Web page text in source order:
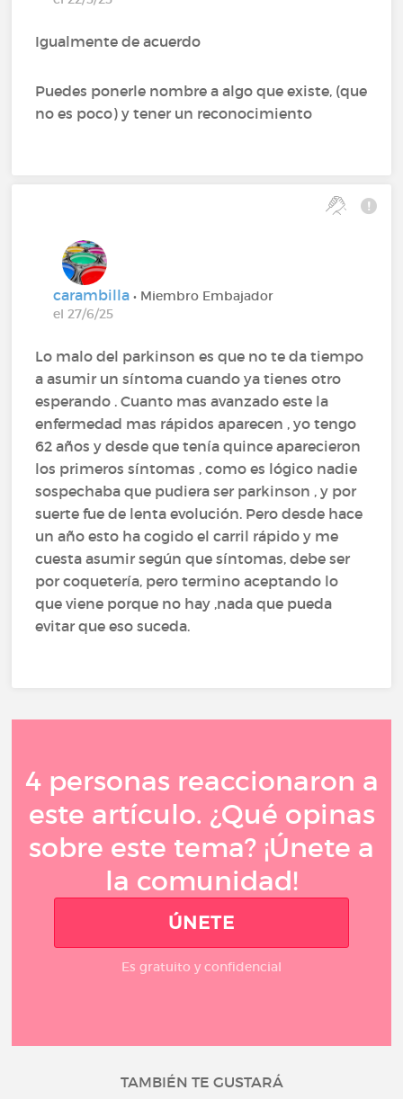
Igualmente de acuerdo
Puedes ponerle nombre a algo que existe, (que
no es poco) y tener un reconocimiento
carambilla• Miembro Embajador
el 27/6/25
Lo malo del parkinson es que no te da tiempo
a asumir un síntoma cuando ya tienes otro
esperando . Cuanto mas avanzado este la
enfermedad mas rápidos aparecen , yo tengo
62 años y desde que tenía quince aparecieron
los primeros síntomas , como es lógico nadie
sospechaba que pudiera ser parkinson , y por
suerte fue de lenta evolución. Pero desde hace
un año esto ha cogido el carril rápido y me
cuesta asumir según que síntomas, debe ser
por coquetería, pero termino aceptando lo
que viene porque no hay ,nada que pueda
evitar que eso suceda.
4 personas reaccionaron a
este artículo. ¿Qué opinas
sobre este tema? ¡Únete a
la comunidad!
ÚNETE
Es gratuito y confidencial
TAMBIÉN TE GUSTARÁ